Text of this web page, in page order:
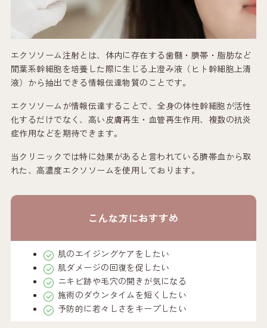
エクソソーム注射とは、体内に存在する歯髄・臍帯・脂肪など
間葉系幹細胞を培養した際に生じる上澄み液（ヒト幹細胞上清
液）から抽出できる情報伝達物質のことです。
エクソソームが情報伝達することで、全身の体性幹細胞が活性
化するだけでなく、高い皮膚再生・血管再生作用、複数の抗炎
症作用などを期待できます。
当クリニックでは特に効果があると言われている臍帯血から取
れた、高濃度エクソソームを使用しております。
こんな方におすすめ
肌のエイジングケアをしたい
肌ダメージの回復を促したい
ニキビ跡や毛穴の開きが気になる
施術のダウンタイムを短くしたい
予防的に若々しさをキープしたい